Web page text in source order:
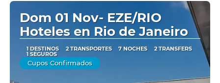
Dom 01 Nov- EZE/RIO
Hoteles en Rio de Janeiro
1 DESTINOS 2 TRANSPORTES 7 NOCHES 2 TRANSFERS
1 SEGUROS
Cupos Confirmados